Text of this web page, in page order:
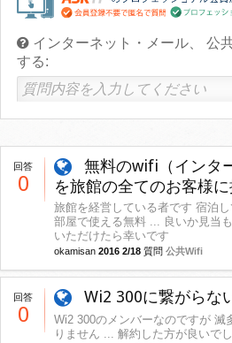
インターネット・メール、 公
する:
回答
0
無料のwifi（インタ
を旅館の全てのお客様
旅館を経営している者です 宿泊
部屋で使える無料 ... 良いか見当
いただけたら幸いです
okamisan 2016 2/18 質問 公共Wifi
回答
0
Wi2 300に繋がらな
Wi2 300のメンバーなのですが 滅
りません ... 解約した方が良いで